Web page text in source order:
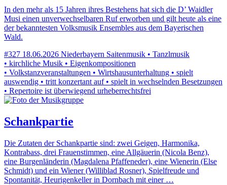
In den mehr als 15 Jahren ihres Bestehens hat sich die D’ Waidler
Musi einen unverwechselbaren Ruf erworben und gilt heute als eine
der bekanntesten Volksmusik Ensembles aus dem Bayerischen
Wald.
#327 18.06.2026 Niederbayern Saitenmusik • Tanzlmusik
• kirchliche Musik • Eigenkompositionen
• Volkstanzveranstaltungen • Wirtshausunterhaltung • spielt
auswendig • tritt konzertant auf • spielt in wechselnden Besetzungen
• Repertoire ist überwiegend urheberrechtsfrei
Schankpartie
Die Zutaten der Schankpartie sind: zwei Geigen, Harmonika,
Kontrabass, drei Frauenstimmen, eine Allgäuerin (Nicola Benz),
eine Burgenländerin (Magdalena Pfaffeneder), eine Wienerin (Else
Schmidt) und ein Wiener (Williblad Rosner), Spielfreude und
Spontanität, Heurigenkeller in Dornbach mit einer …